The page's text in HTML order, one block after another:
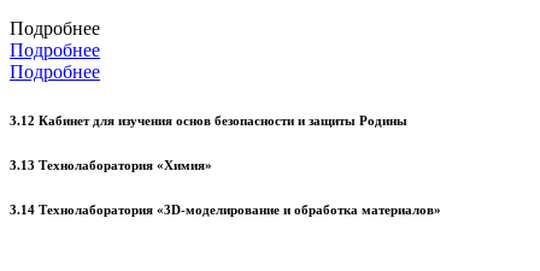
Подробнее
Подробнее
Подробнее
3.12 Кабинет для изучения основ безопасности и защиты Родины
3.13 Технолаборатория «Химия»
3.14 Технолаборатория «3D-моделирование и обработка материалов»